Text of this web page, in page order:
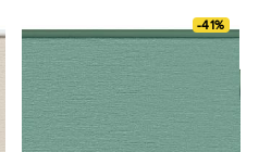
-41%